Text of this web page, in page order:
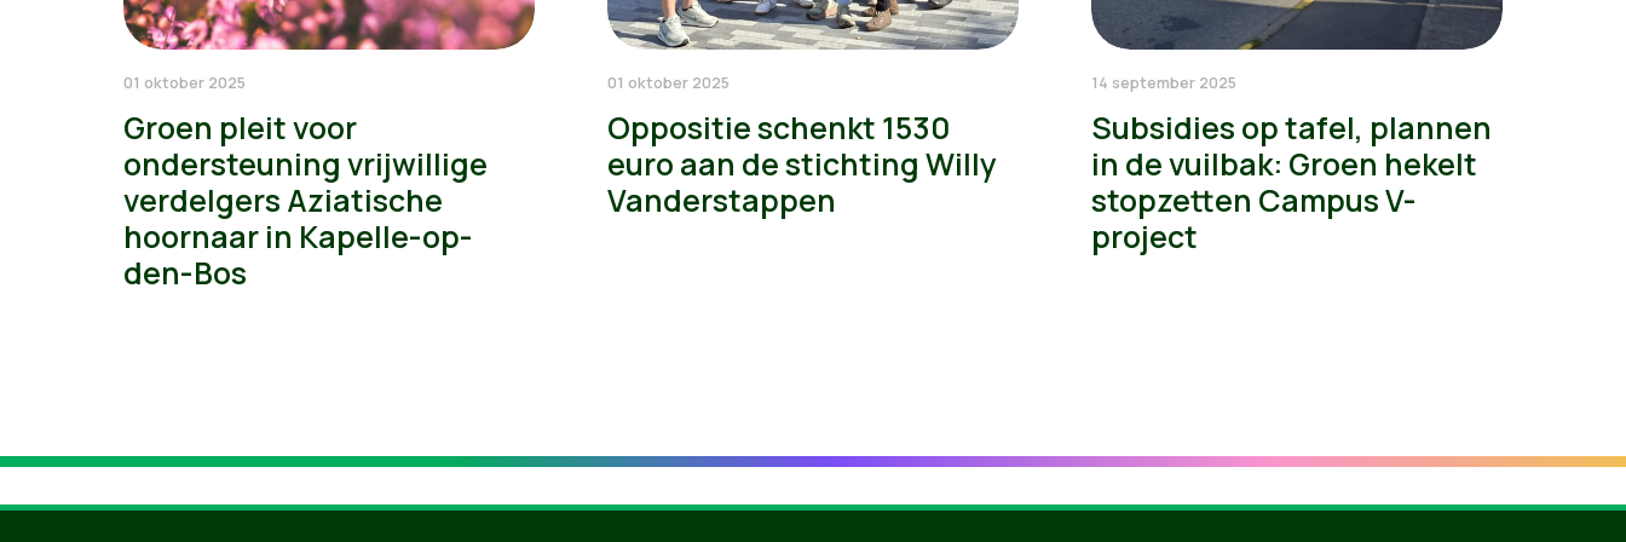
01 oktober 2025
Groen pleit voor
ondersteuning vrijwillige
verdelgers Aziatische
hoornaar in Kapelle-op-
den-Bos
01 oktober 2025
Oppositie schenkt 1530
euro aan de stichting Willy
Vanderstappen
14 september 2025
Subsidies op tafel, plannen
in de vuilbak: Groen hekelt
stopzetten Campus V-
project